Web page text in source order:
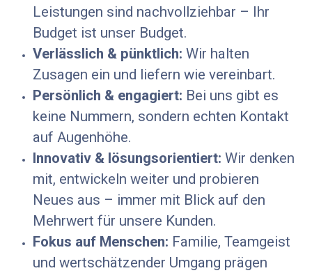
Leistungen sind nachvollziehbar – Ihr
Budget ist unser Budget.
Verlässlich & pünktlich: Wir halten
Zusagen ein und liefern wie vereinbart.
Persönlich & engagiert: Bei uns gibt es
keine Nummern, sondern echten Kontakt
auf Augenhöhe.
Innovativ & lösungsorientiert: Wir denken
mit, entwickeln weiter und probieren
Neues aus – immer mit Blick auf den
Mehrwert für unsere Kunden.
Fokus auf Menschen: Familie, Teamgeist
und wertschätzender Umgang prägen